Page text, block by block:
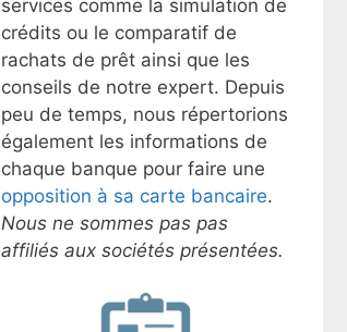
services comme la simulation de
crédits ou le comparatif de
rachats de prêt ainsi que les
conseils de notre expert. Depuis
peu de temps, nous répertorions
également les informations de
chaque banque pour faire une
opposition à sa carte bancaire.
Nous ne sommes pas pas
affiliés aux sociétés présentées.